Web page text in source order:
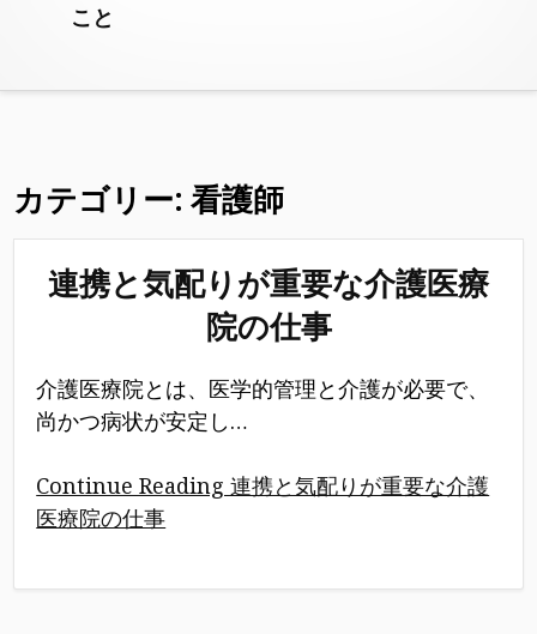
こと
カテゴリー:看護師
連携と気配りが重要な介護医療
院の仕事
介護医療院とは、医学的管理と介護が必要で、
尚かつ病状が安定し…
Continue Reading 連携と気配りが重要な介護
医療院の仕事